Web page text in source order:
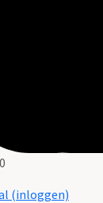
(inloggen)